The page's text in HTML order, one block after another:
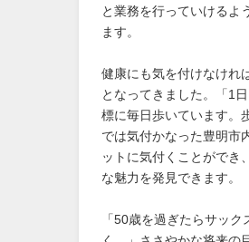
と業務を行っていけるよ
ます。
健康にも気を付けなけれ
となってきました。「1
標に毎日歩いています。
では気付かなった豊明市
ットに気付くことができ
な魅力を発見できます。
「50歳を過ぎたらサック